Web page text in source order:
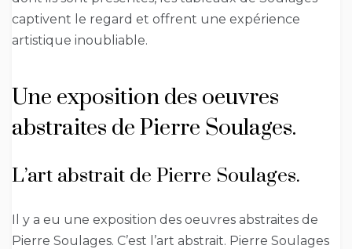
captivent le regard et offrent une expérience
artistique inoubliable.
Une exposition des oeuvres
abstraites de Pierre Soulages.
L’art abstrait de Pierre Soulages.
Il y a eu une exposition des oeuvres abstraites de
Pierre Soulages. C’est l’art abstrait. Pierre Soulages